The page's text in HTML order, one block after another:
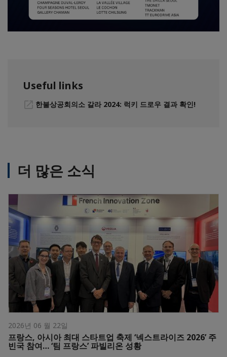
Useful links
한불상공회의소 갈라 2024: 럭키 드로우 결과 확인!
더 많은 소식
2026년 06 월 22일
프랑스, 아시아 최대 스타트업 축제 ‘넥스트라이즈 2026’ 주
빈국 참여… ‘팀 프랑스’ 파빌리온 성황